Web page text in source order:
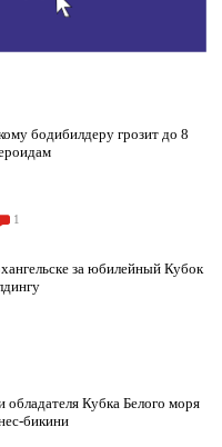
бодибилдеру грозит до 8
1
за юбилейный Кубок
обладателя Кубка Белого моря
бикини